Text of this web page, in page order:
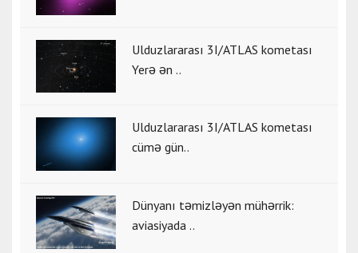
Ulduzlararası 3I/ATLAS kometası
Yerə ən ..
Ulduzlararası 3I/ATLAS kometası
cümə gün..
Dünyanı təmizləyən mühərrik:
aviasiyada ..